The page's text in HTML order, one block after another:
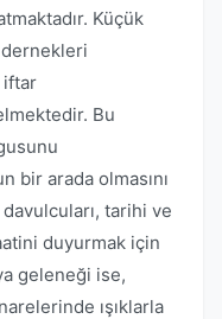
Küçük
iftar
Bu
bir arada olmasını
davulcuları, tarihi ve
duyurmak için
geleneği ise,
ışıklarla